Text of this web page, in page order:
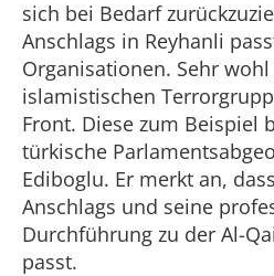
sich bei Bedarf
Anschlags in Reyhanli
Organisationen. Sehr wohl
islamistischen
Front. Diese zum Beispiel
türkische
Ediboglu. Er merkt an,
Anschlags und seine
Durchführung zu der Al-
passt.